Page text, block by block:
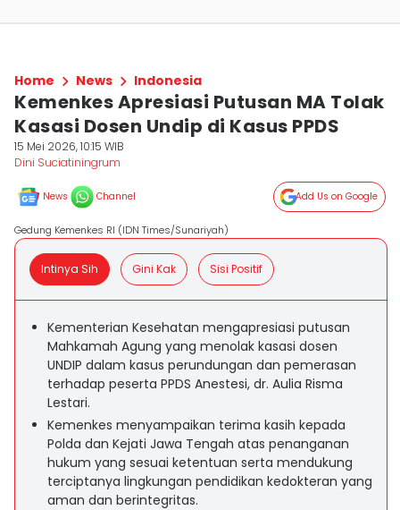
Home News Indonesia
Kemenkes Apresiasi Putusan MA Tolak
Kasasi Dosen Undip di Kasus PPDS
15 Mei 2026, 10:15 WIB
Dini Suciatiningrum
News Channel Add Us on Google
Gedung Kemenkes RI (IDN Times/Sunariyah)
Intinya Sih Gini Kak Sisi Positif
Kementerian Kesehatan mengapresiasi putusan
Mahkamah Agung yang menolak kasasi dosen
UNDIP dalam kasus perundungan dan pemerasan
terhadap peserta PPDS Anestesi, dr. Aulia Risma
Lestari.
Kemenkes menyampaikan terima kasih kepada
Polda dan Kejati Jawa Tengah atas penanganan
hukum yang sesuai ketentuan serta mendukung
terciptanya lingkungan pendidikan kedokteran yang
aman dan berintegritas.